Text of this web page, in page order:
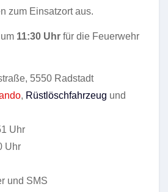
zum Einsatzort aus.
11:30 Uhr für die Feuerwehr
5550 Radstadt
, Rüstlöschfahrzeug und
Uhr
Uhr
und SMS